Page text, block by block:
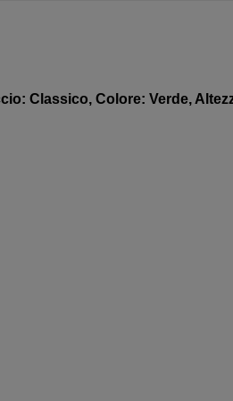
Classico, Colore: Verde,